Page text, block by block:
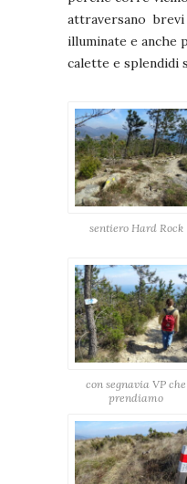
attraversano brevi
illuminate e anche
calette e splendidi
sentiero Hard Rock
con segnavia VP che
prendiamo